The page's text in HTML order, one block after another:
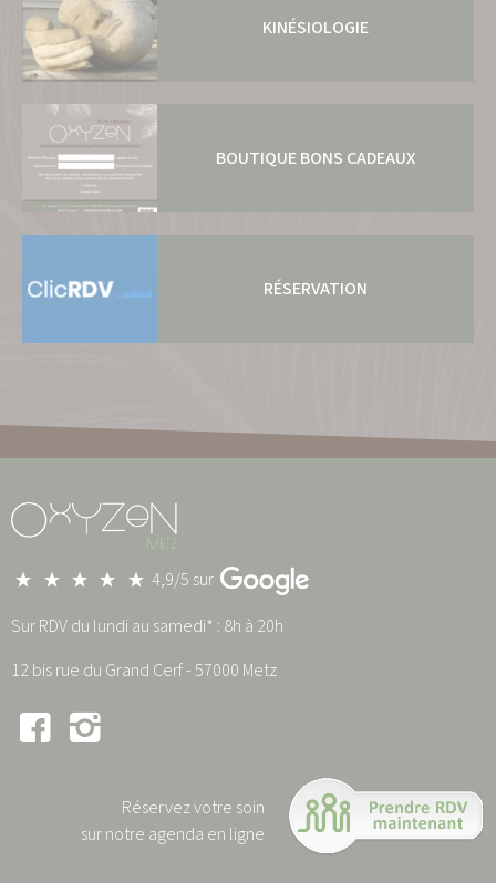
KINÉSIOLOGIE
BOUTIQUE BONS CADEAUX
RÉSERVATION
4,9/5 sur
Sur RDV du lundi au samedi* : 8h à 20h
12 bis rue du Grand Cerf - 57000 Metz
Réservez votre soin
sur notre agenda en ligne